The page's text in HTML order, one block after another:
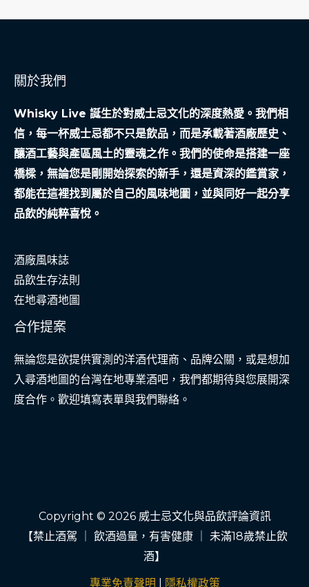
關於我們
Whisky Live 誕生於對威士忌文化的深度熱愛。我們相
信，每一杯威士忌都不只是飲品，而是承載著酒廠歷史、
釀酒工藝與產區風土的靈魂之作。我們的使命是搭建一座
橋樑，無論您是剛開始探索的新手，還是資深的鑑賞家，
都能在這裡找到屬於自己的風味地圖，並與同好一起分享
品飲的純粹喜悅。
酒廠風味誌
品飲生存法則
在地尋酒地圖
合作提案
無論您是欲提供實測的洋酒代理商、品牌公關，或是想加
入尋酒地圖的台灣在地專業酒吧，我們都期待與您展開深
度合作。歡迎填寫表單與我們聯絡。
Copyright © 2026 威士忌文化與品飲評論資訊
【禁止酒駕 ｜ 飲酒過量，有害健康 ｜ 未滿18歲禁止飲
酒】
專業免責聲明 隱私權政策